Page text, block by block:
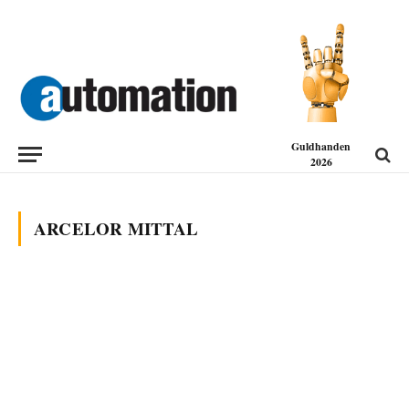
Guldhanden
2026
ARCELOR MITTAL